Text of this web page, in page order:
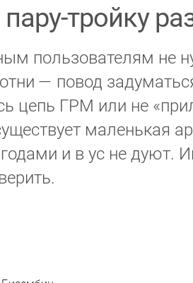
тройку
пользователям не
— повод
цепь ГРМ или не
маленькая
и в ус не дуют.